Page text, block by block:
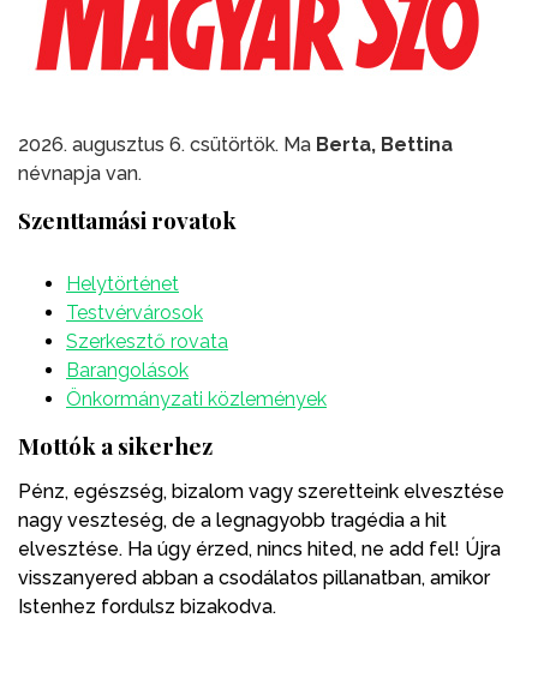
2026. augusztus 6. csütörtök. Ma Berta, Bettina
névnapja van.
Szenttamási rovatok
Helytörténet
Testvérvárosok
Szerkesztő rovata
Barangolások
Önkormányzati közlemények
Mottók a sikerhez
Pénz, egészség, bizalom vagy szeretteink elvesztése
nagy veszteség, de a legnagyobb tragédia a hit
elvesztése. Ha úgy érzed, nincs hited, ne add fel! Újra
visszanyered abban a csodálatos pillanatban, amikor
Istenhez fordulsz bizakodva.